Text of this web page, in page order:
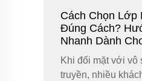
Cách Chọn Lớp
Đúng Cách?
Nhanh Dành
Khi đối mặt với vô
truyền, nhiều